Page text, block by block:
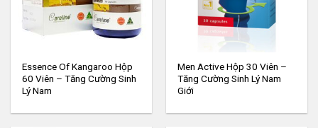
Essence Of Kangaroo Hộp
60 Viên – Tăng Cường Sinh
Lý Nam
Men Active Hộp 30 Viên –
Tăng Cường Sinh Lý Nam
Giới